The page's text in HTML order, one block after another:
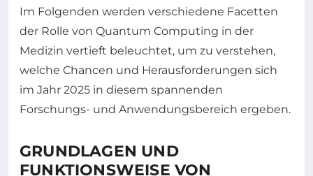
Im Folgenden werden verschiedene Facetten
der Rolle von Quantum Computing in der
Medizin vertieft beleuchtet, um zu verstehen,
welche Chancen und Herausforderungen sich
im Jahr 2025 in diesem spannenden
Forschungs- und Anwendungsbereich ergeben.
GRUNDLAGEN UND
FUNKTIONSWEISE VON